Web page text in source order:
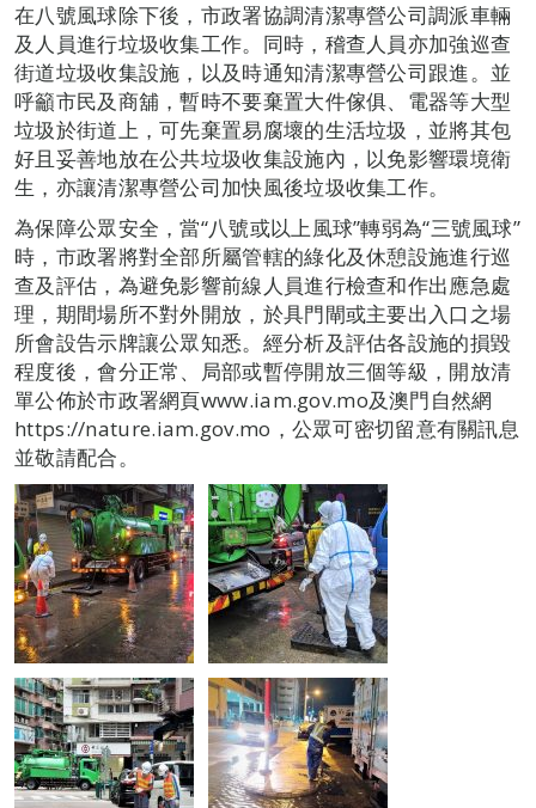
在八號風球除下後，市政署協調清潔專營公司調派車輛
及人員進行垃圾收集工作。同時，稽查人員亦加強巡查
街道垃圾收集設施，以及時通知清潔專營公司跟進。並
呼籲市民及商舖，暫時不要棄置大件傢俱、電器等大型
垃圾於街道上，可先棄置易腐壞的生活垃圾，並將其包
好且妥善地放在公共垃圾收集設施內，以免影響環境衛
生，亦讓清潔專營公司加快風後垃圾收集工作。
為保障公眾安全，當“八號或以上風球”轉弱為“三號風球”
時，市政署將對全部所屬管轄的綠化及休憩設施進行巡
查及評估，為避免影響前線人員進行檢查和作出應急處
理，期間場所不對外開放，於具門閘或主要出入口之場
所會設告示牌讓公眾知悉。經分析及評估各設施的損毀
程度後，會分正常、局部或暫停開放三個等級，開放清
單公佈於市政署網頁www.iam.gov.mo及澳門自然網
https://nature.iam.gov.mo，公眾可密切留意有關訊息
並敬請配合。